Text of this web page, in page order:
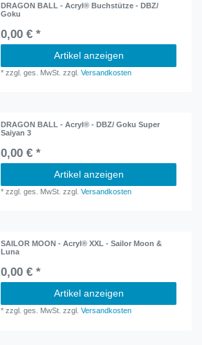
DRAGON BALL - Acryl® Buchstütze - DBZ/
Goku
0,00 € *
Artikel anzeigen
*zzgl. ges. MwSt. zzgl.Versandkosten
DRAGON BALL - Acryl® - DBZ/ Goku Super
Saiyan 3
0,00 € *
Artikel anzeigen
*zzgl. ges. MwSt. zzgl.Versandkosten
SAILOR MOON - Acryl® XXL - Sailor Moon &
Luna
0,00 € *
Artikel anzeigen
*zzgl. ges. MwSt. zzgl.Versandkosten